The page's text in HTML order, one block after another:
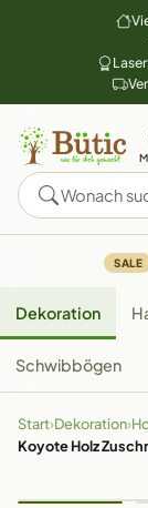
SALE
Dekoration
Schwibbögen
Start›Dekoration›
Koyote Holz